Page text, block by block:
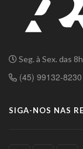
Seg. à Sex. das
(45) 99132-8230
SIGA-NOS NAS